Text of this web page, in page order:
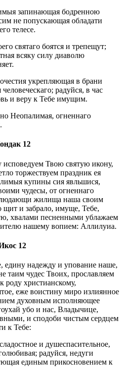
запинающая бодренною
не попускающая обладати
телесе.
святаго боятся и трепещут;
всяку силу диаволю
укрепляющая в брани
радуйся, в час
и веру к Тебе имущим.
Неопалимая, огненнаго
12
исповедуем Твою святую икону,
торжествуем праздник ея
купины сия явльшися,
чудесы, от огненнаго
жилища наша своим
и забрало, имуще, Тебе,
хвалами песненными ублажаем
нашему вопием: Аллилуиа.
12
едину надежду и упование наше,
таим чудес Твоих, прославляем
роду христианскому,
еже воистину миро излиянное
духовным исполняющее
убо и нас, Владычице,
и сподоби чистым сердцем
к Тебе:
и душеспасительное,
радуйся, недуги
единым прикосновением к